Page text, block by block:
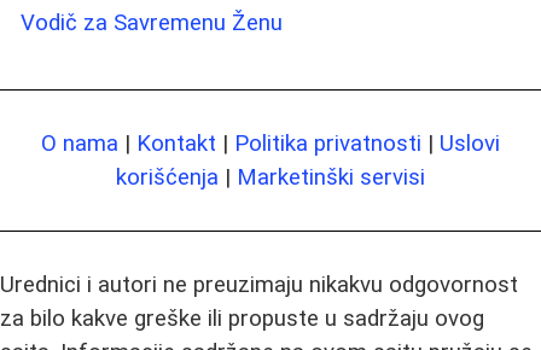
Vodič za Savremenu Ženu
O nama | Kontakt | Politika privatnosti | Uslovi
korišćenja | Marketinški servisi
Urednici i autori ne preuzimaju nikakvu odgovornost
za bilo kakve greške ili propuste u sadržaju ovog